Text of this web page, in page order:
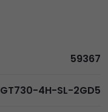
59367
GT730-4H-SL-2GD5